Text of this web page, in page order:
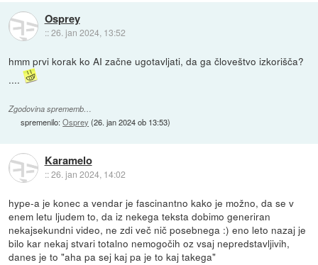
Osprey
::26. jan 2024, 13:52
hmm prvi korak ko AI začne ugotavljati, da ga človeštvo izkorišča?
....
Zgodovina sprememb…
spremenilo:Osprey (26. jan 2024 ob 13:53)
Karamelo
::26. jan 2024, 14:02
hype-a je konec a vendar je fascinantno kako je možno, da se v
enem letu ljudem to, da iz nekega teksta dobimo generiran
nekajsekundni video, ne zdi več nič posebnega :) eno leto nazaj je
bilo kar nekaj stvari totalno nemogočih oz vsaj nepredstavljivih,
danes je to "aha pa sej kaj pa je to kaj takega"